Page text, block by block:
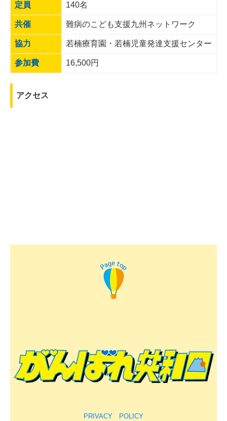
定員 140名
共催 難病のこども支援九州ネットワーク
協力 若楠療育園・若楠児童発達支援センター
参加費 16,500円
アクセス
PRIVACY POLICY